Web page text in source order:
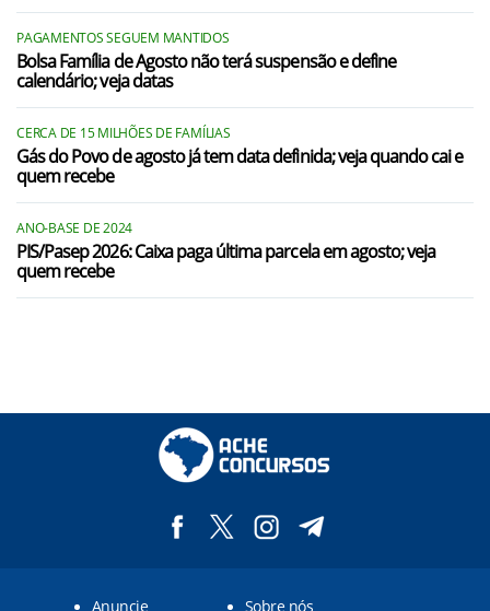
PAGAMENTOS SEGUEM MANTIDOS
Bolsa Família de Agosto não terá suspensão e define
calendário; veja datas
CERCA DE 15 MILHÕES DE FAMÍLIAS
Gás do Povo de agosto já tem data definida; veja quando cai e
quem recebe
ANO-BASE DE 2024
PIS/Pasep 2026: Caixa paga última parcela em agosto; veja
quem recebe
Anuncie Sobre nós